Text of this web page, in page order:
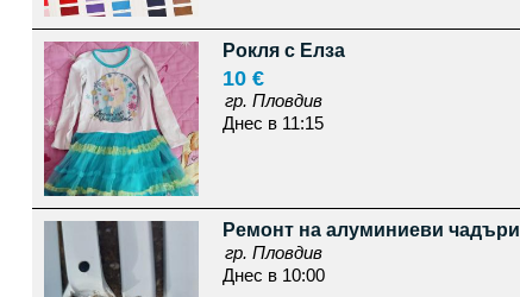
Рокля с Елза
10 €
гр. Пловдив
Днес в 11:15
Ремонт на алуминиеви чадъри
гр. Пловдив
Днес в 10:00